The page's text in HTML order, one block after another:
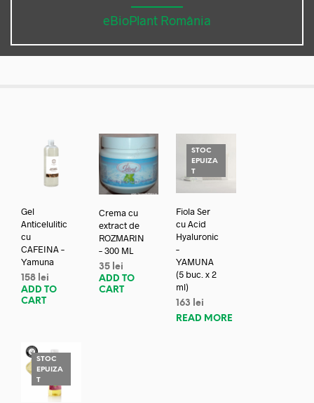
eBioPlant România
Gel
Anticelulitic
cu
CAFEINA –
Yamuna
158 lei
ADD TO
CART
Crema cu
extract de
ROZMARIN
– 300 ML
35 lei
ADD TO
CART
STOC
EPUIZA
T
Fiola Ser
cu Acid
Hyaluronic
–
YAMUNA
(5 buc. x 2
ml)
163
lei
READ MORE
STOC
EPUIZA
T